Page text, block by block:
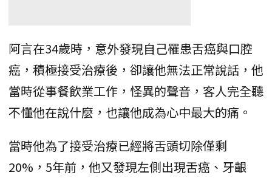
阿言在34歲時，意外發現自己罹患舌癌與口腔
癌，積極接受治療後，卻讓他無法正常說話，他
當時從事餐飲業工作，怪異的聲音，客人完全聽
不懂他在說什麼，也讓他成為心中最大的痛。
當時他為了接受治療已經將舌頭切除僅剩
20%，5年前，他又發現左側出現舌癌、牙齦